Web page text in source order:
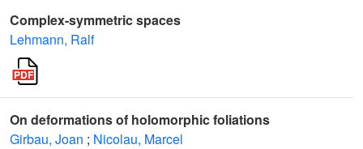
Complex-symmetric spaces
Lehmann, Ralf
On deformations of holomorphic foliations
Girbau, Joan ; Nicolau, Marcel